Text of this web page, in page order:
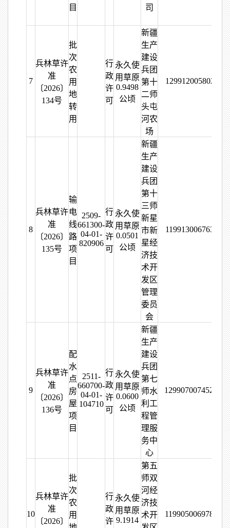
目
司
7
兵林草许
准
〔2026〕
134号
批
次
农
用
地
转
用
行
政
许
可
永久使
用草原
0.9498
公顷
新疆
生产
建设
兵团
第十
二师
头屯
河农
场
8
兵林草许
准
〔2026〕
135号
输
电
线
路
项
目
2509-
661300-
04-01-
820906
行
政
许
可
永久使
用草原
0.0501
公顷
新疆
生产
建设
兵团
第十
三师
新星
市新
星经
济技
术开
发区
管理
委员
会
9
兵林草许
准
〔2026〕
136号
配
水
点
房
屋
项
目
2511-
660700-
04-01-
104710
行
政
许
可
永久使
用草原
0.0600
公顷
新疆
生产
建设
兵团
第七
师水
利工
程管
理服
务中
心
10
兵林草许
准
〔2026〕
批
次
农
用
行
政
许
永久使
用草原
9.1914
第五
师双
河经
济技
术开